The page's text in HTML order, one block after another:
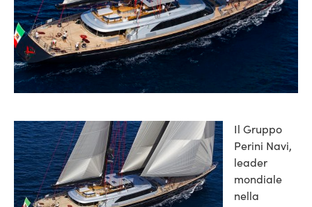
Il Gruppo
Perini Navi,
leader
mondiale
nella